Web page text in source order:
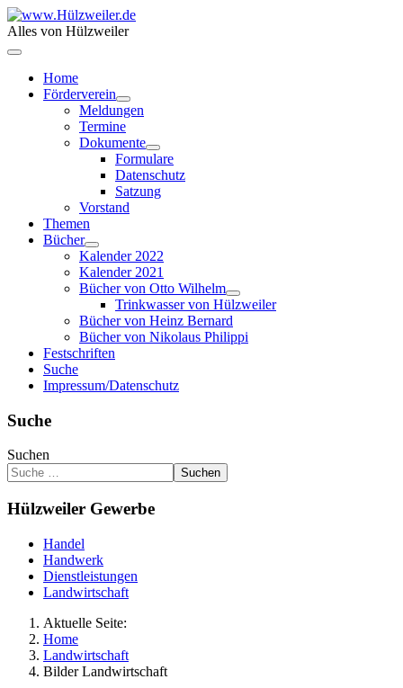
Alles von Hülzweiler
Home
Förderverein
Meldungen
Termine
Dokumente
Formulare
Datenschutz
Satzung
Vorstand
Themen
Bücher
Kalender 2022
Kalender 2021
Bücher von Otto Wilhelm
Trinkwasser von Hülzweiler
Bücher von Heinz Bernard
Bücher von Nikolaus Philippi
Festschriften
Suche
Impressum/Datenschutz
Suche
Suchen
Suchen
Hülzweiler Gewerbe
Handel
Handwerk
Dienstleistungen
Landwirtschaft
Aktuelle Seite:
Home
Landwirtschaft
Bilder Landwirtschaft